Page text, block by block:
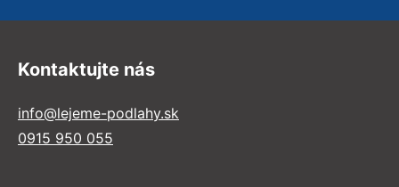
Kontaktujte nás
info@lejeme-podlahy.sk
0915 950 055